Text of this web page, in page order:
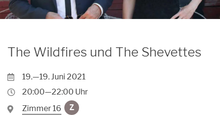
Archiv
Unpluggedival Fête 2026
Übersicht
Caroussel
Kontakt
Förderung
The Wildfires und The Shevettes
19.—19. Juni 2021
20:00—22:00 Uhr
Zimmer 16
Z